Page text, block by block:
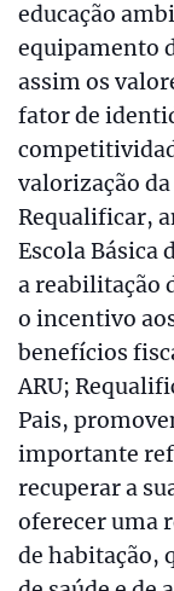
educação
equipamento
assim os
fator de
valorização
Requalificar,
Escola Básica
a reabilitação
o incentivo
benefícios
ARU;
Pais,
importante
recuperar a
oferecer uma
de habitação,